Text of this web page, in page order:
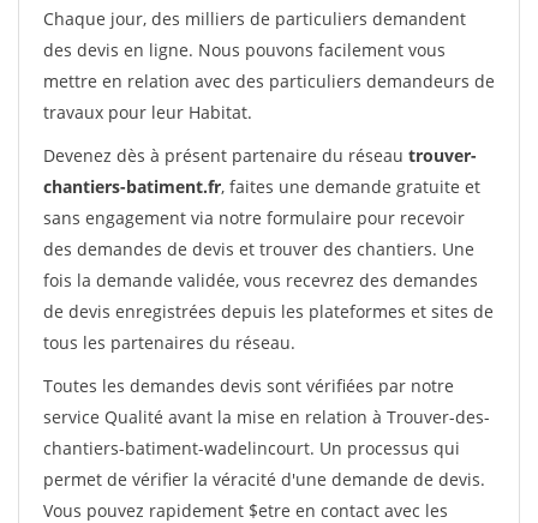
Chaque jour, des milliers de particuliers demandent
des devis en ligne. Nous pouvons facilement vous
mettre en relation avec des particuliers demandeurs de
travaux pour leur Habitat.
Devenez dès à présent partenaire du réseau trouver-
chantiers-batiment.fr, faites une demande gratuite et
sans engagement via notre formulaire pour recevoir
des demandes de devis et trouver des chantiers. Une
fois la demande validée, vous recevrez des demandes
de devis enregistrées depuis les plateformes et sites de
tous les partenaires du réseau.
Toutes les demandes devis sont vérifiées par notre
service Qualité avant la mise en relation à Trouver-des-
chantiers-batiment-wadelincourt. Un processus qui
permet de vérifier la véracité d'une demande de devis.
Vous pouvez rapidement $etre en contact avec les